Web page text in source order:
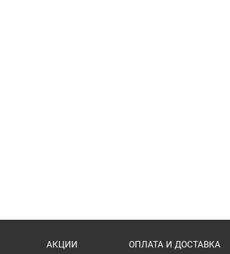
АКЦИИ ОПЛАТА И ДОСТАВКА